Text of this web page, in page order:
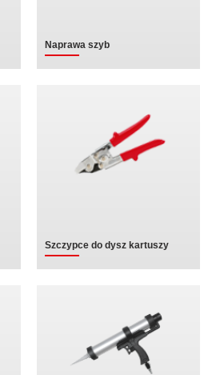
Naprawa szyb
Szczypce do dysz kartuszy